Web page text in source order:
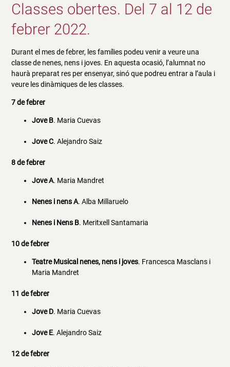
Classes obertes. Del 7 al 12 de
febrer 2022.
Durant el mes de febrer, les famílies podeu venir a veure una
classe de nenes, nens i joves. En aquesta ocasió, l’alumnat no
haurà preparat res per ensenyar, sinó que podreu entrar a l’aula i
veure les dinàmiques de les classes.
7 de febrer
Jove B. Maria Cuevas
Jove C. Alejandro Saiz
8 de febrer
Jove A. Maria Mandret
Nenes i nens A. Alba Millaruelo
Nenes i Nens B. Meritxell Santamaria
10 de febrer
Teatre Musical nenes, nens i joves. Francesca Masclans i
Maria Mandret
11 de febrer
Jove D. Maria Cuevas
Jove E. Alejandro Saiz
12 de febrer